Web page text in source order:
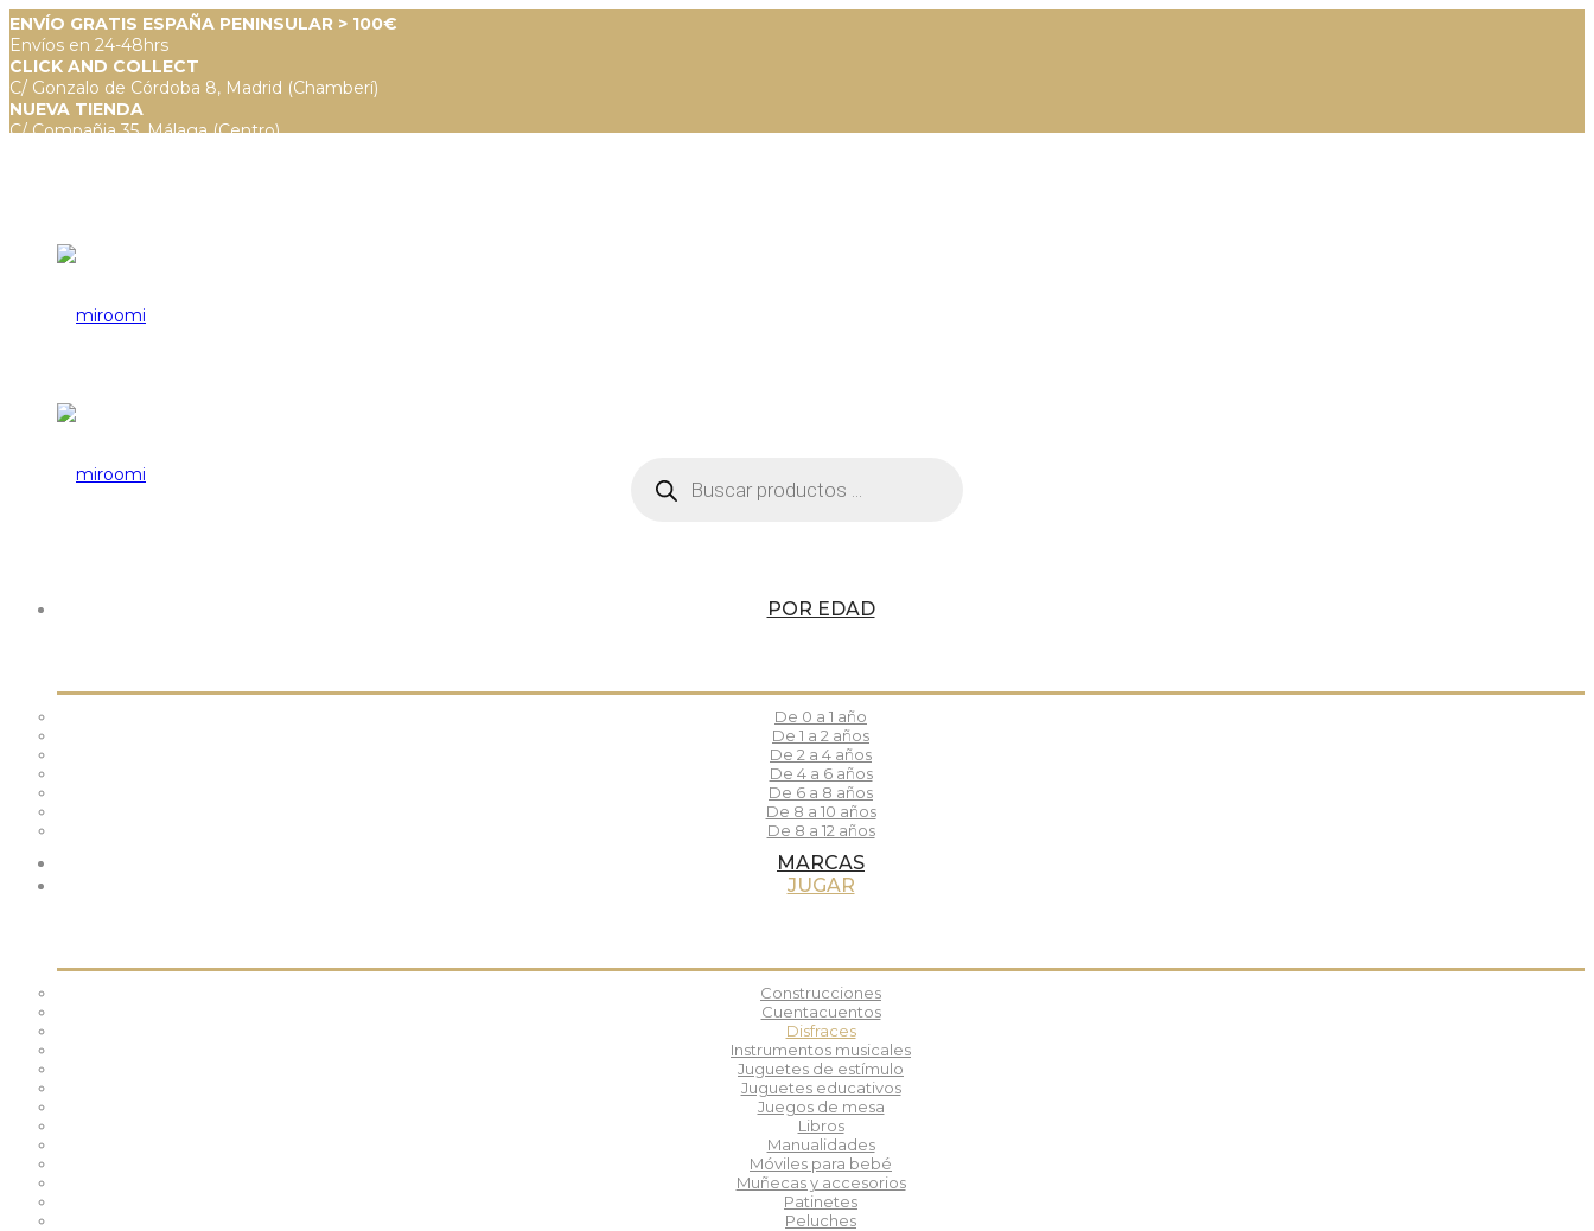
ENVÍO GRATIS ESPAÑA PENINSULAR > 100€
Envíos en 24-48hrs
CLICK AND COLLECT
C/ Gonzalo de Córdoba 8, Madrid (Chamberí)
NUEVA TIENDA
C/ Compañia 35, Málaga (Centro)
productos
POR EDAD
De 0 a 1 año
De 1 a 2 años
De 2 a 4 años
De 4 a 6 años
De 6 a 8 años
De 8 a 10 años
De 8 a 12 años
MARCAS
JUGAR
Construcciones
Cuentacuentos
Disfraces
Instrumentos musicales
Juguetes de estímulo
Juguetes educativos
Juegos de mesa
Libros
Manualidades
Móviles para bebé
Muñecas y accesorios
Patinetes
Peluches